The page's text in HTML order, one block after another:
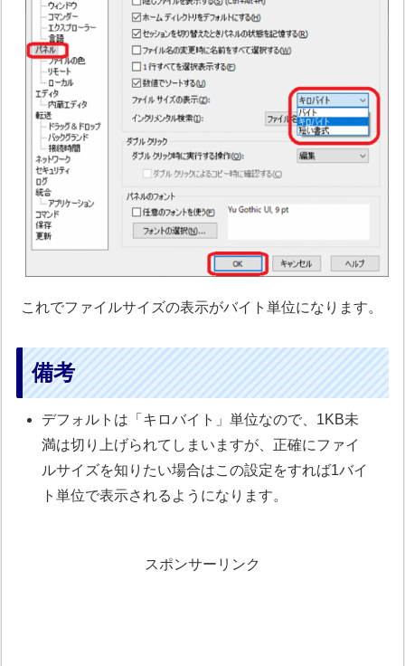
これでファイルサイズの表示がバイト単位になります。
備考
デフォルトは「キロバイト」単位なので、1KB未
満は切り上げられてしまいますが、正確にファイ
ルサイズを知りたい場合はこの設定をすれば1バイ
ト単位で表示されるようになります。
スポンサーリンク